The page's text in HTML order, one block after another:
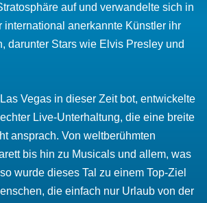
auf und verwandelte sich in
international anerkannte Künstler ihr
darunter Stars wie Elvis Presley und
Vegas in dieser Zeit bot, entwickelte
Live-Unterhaltung, die eine breite
ansprach. Von weltberühmten
bis hin zu Musicals und allem, was
wurde dieses Tal zu einem Top-Ziel
die einfach nur Urlaub von der